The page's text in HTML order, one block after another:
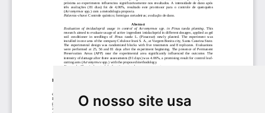
O nosso site usa